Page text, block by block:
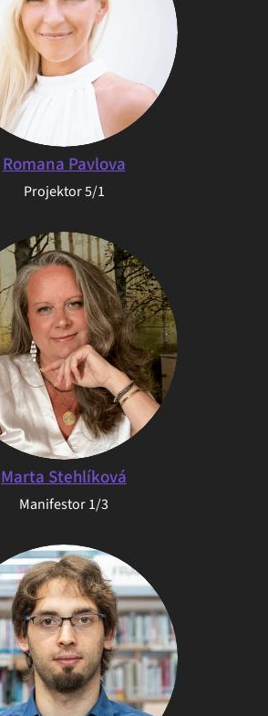
Romana Pavlova
Projektor 5/1
Marta Stehlíková
Manifestor 1/3